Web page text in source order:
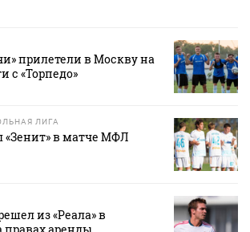
прилетели в Москву на
с «Торпедо»
ЛИГА
«Зенит» в матче МФЛ
из «Реала» в